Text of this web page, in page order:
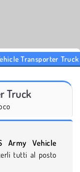
Transporter Truck
Truck
Army Vehicle
tutti al posto